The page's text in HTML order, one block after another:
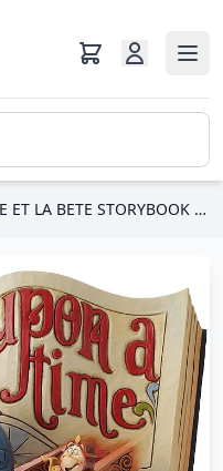
BELLE ET LA BETE STORYBOOK DISNEY TRADITIONS